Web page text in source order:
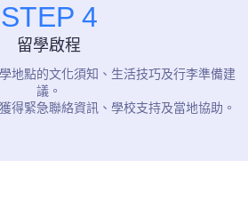
STEP 4
留學啟程
學地點的文化須知、生活技巧及行李準備建
議。
得緊急聯絡資訊、學校支持及當地協助。